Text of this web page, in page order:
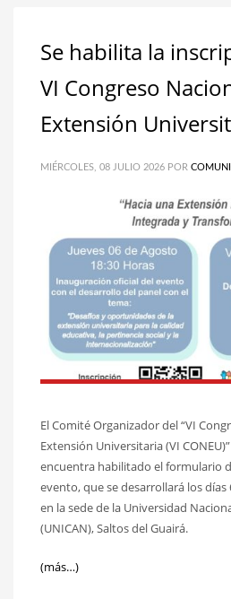
Se habilita la
VI Congreso
Extensión
MIÉRCOLES, 08 JULIO 2026 POR
El Comité Organizador del “VI
Extensión Universitaria (VI
encuentra habilitado el formulario
evento, que se desarrollará los días
en la sede de la Universidad
(UNICAN), Saltos del Guairá.
(más…)